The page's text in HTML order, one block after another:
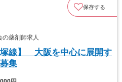
保存する
薬剤師求人
塚線】 大阪を中心に展開す
集